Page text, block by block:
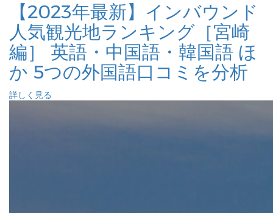
【2023年最新】インバウンド
人気観光地ランキング［宮崎
編］ 英語・中国語・韓国語 ほ
か 5つの外国語口コミを分析
詳しく見る